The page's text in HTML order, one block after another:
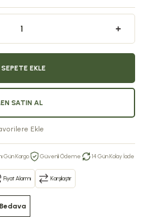
SEPETE EKLE
SATIN AL
Ekle
Gün Kargo Güvenli Ödeme 14 Gün Kolay İade
Fiyat Alarmı Karşılaştır